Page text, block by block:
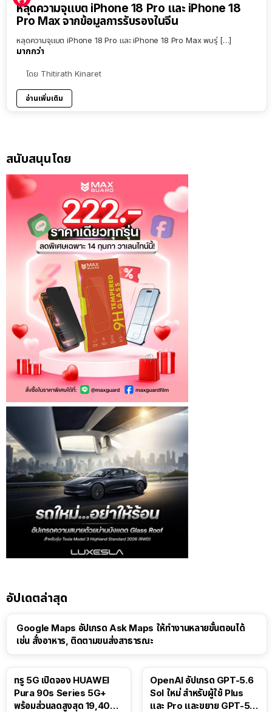
หลุดความจุแบต iPhone 18 Pro และ iPhone 18
Pro Max จากข้อมูลการรับรองในจีน
หลุดความจุแบต iPhone 18 Pro และ iPhone 18 Pro Max พบรุ่ […]
มากกว่า
โดย Thitirath Kinaret
อ่านเพิ่มเติม
สนับสนุนโดย
อัปเดตล่าสุด
Google Maps อัปเกรด Ask Maps ให้ทำงานหลายขั้นตอนได้
เช่น สั่งอาหาร, ติดตามขนส่งสาธารณะ
ทรู 5G เปิดจอง HUAWEI
Pura 90s Series 5G+
พร้อมส่วนลดสูงสุด 19,400
OpenAI อัปเกรด GPT-5.6
Sol ใหม่ สำหรับผู้ใช้ Plus
และ Pro และขยาย GPT-5.6